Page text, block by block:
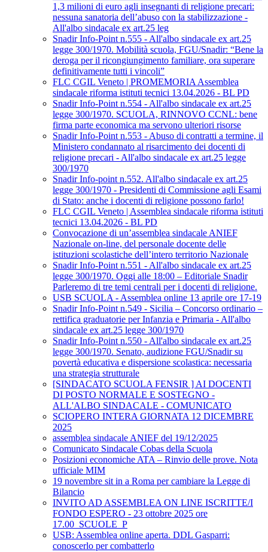
1,3 milioni di euro agli insegnanti di religione precari:
nessuna sanatoria dell’abuso con la stabilizzazione -
All'albo sindacale ex art.25 leg
Snadir Info-Point n.555 - All'albo sindacale ex art.25
legge 300/1970. Mobilità scuola, FGU/Snadir: “Bene la
deroga per il ricongiungimento familiare, ora superare
definitivamente tutti i vincoli”
FLC CGIL Veneto | PROMEMORIA Assemblea
sindacale riforma istituti tecnici 13.04.2026 - BL PD
Snadir Info-Point n.554 - All'albo sindacale ex art.25
legge 300/1970. SCUOLA, RINNOVO CCNL: bene
firma parte economica ma servono ulteriori risorse
Snadir Info-Point n.553 - Abuso di contratti a termine, il
Ministero condannato al risarcimento dei docenti di
religione precari - All'albo sindacale ex art.25 legge
300/1970
Snadir Info-point n.552. All'albo sindacale ex art.25
legge 300/1970 - Presidenti di Commissione agli Esami
di Stato: anche i docenti di religione possono farlo!
FLC CGIL Veneto | Assemblea sindacale riforma istituti
tecnici 13.04.2026 - BL PD
Convocazione di un’assemblea sindacale ANIEF
Nazionale on-line, del personale docente delle
istituzioni scolastiche dell’intero territorio Nazionale
Snadir Info-Point n.551 - All'albo sindacale ex art.25
legge 300/1970. Oggi alle 18:00 – Editoriale Snadir
Parleremo di tre temi centrali per i docenti di religione.
USB SCUOLA - Assemblea online 13 aprile ore 17-19
Snadir Info-Point n.549 - Sicilia – Concorso ordinario –
rettifica graduatorie per Infanzia e Primaria - All'albo
sindacale ex art.25 legge 300/1970
Snadir Info-Point n.550 - All'albo sindacale ex art.25
legge 300/1970. Senato, audizione FGU/Snadir su
povertà educativa e dispersione scolastica: necessaria
una strategia strutturale
[SINDACATO SCUOLA FENSIR ] AI DOCENTI
DI POSTO NORMALE E SOSTEGNO -
ALL'ALBO SINDACALE - COMUNICATO
SCIOPERO INTERA GIORNATA 12 DICEMBRE
2025
assemblea sindacale ANIEF del 19/12/2025
Comunicato Sindacale Cobas della Scuola
Posizioni economiche ATA – Rinvio delle prove. Nota
ufficiale MIM
19 novembre sit in a Roma per cambiare la Legge di
Bilancio
INVITO AD ASSEMBLEA ON LINE ISCRITTE/I
FONDO ESPERO - 23 ottobre 2025 ore
17.00_SCUOLE_P
USB: Assemblea online aperta. DDL Gasparri:
conoscerlo per combatterlo